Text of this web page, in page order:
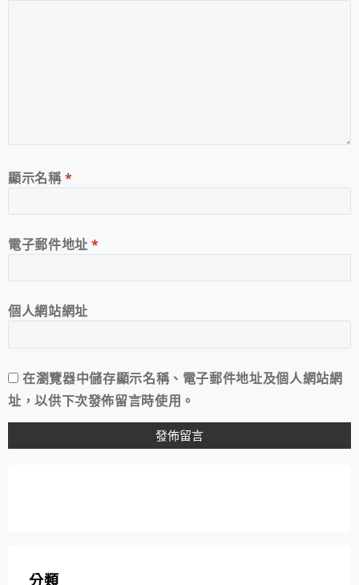
顯示名稱*
電子郵件地址*
個人網站網址
在瀏覽器中儲存顯示名稱、電子郵件地址及個人網站網
址，以供下次發佈留言時使用。
分類